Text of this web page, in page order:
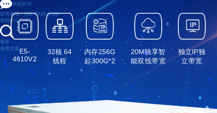
在线咨询
咨询热线：132-7938-8588
帮助中心
登录
免费注册E5-
4610V2
32核 64
线程
内存256G
起300G*2
20M独享智
能双线带宽
独立IP独
立带宽